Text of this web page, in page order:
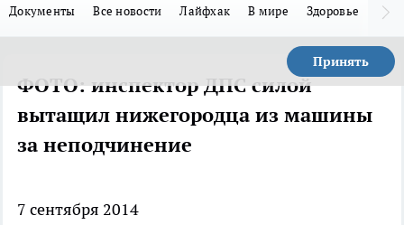
Документы Все новости Лайфхак В мире Здоровье
Принять
ФОТО: инспектор ДПС силой
вытащил нижегородца из машины
за неподчинение
7 сентября 2014